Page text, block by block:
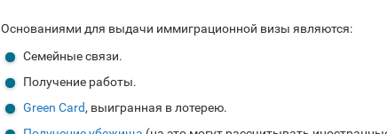
Основаниями для выдачи иммиграционной визы являются:
Семейные связи.
Получение работы.
Green Card, выигранная в лотерею.